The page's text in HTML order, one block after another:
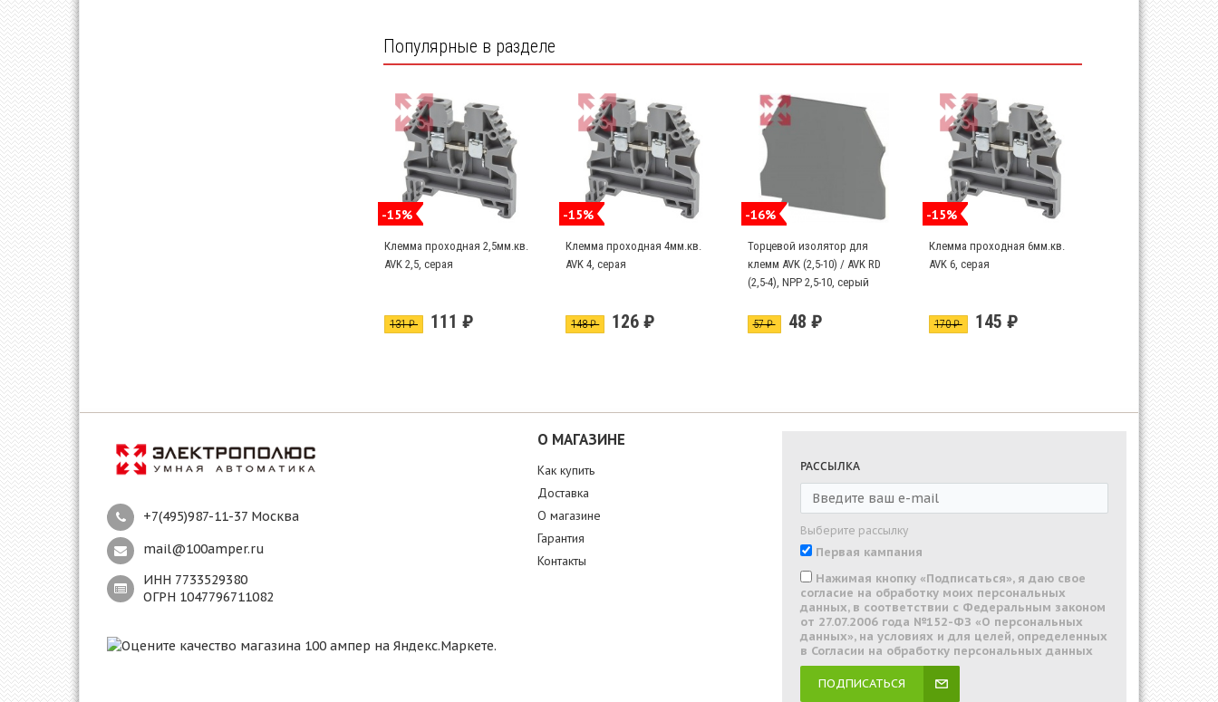
Популярные в разделе
-15%
Клемма проходная 2,5мм.кв.
AVK 2,5, серая
131 ₽ 111 ₽
-15%
Клемма проходная 4мм.кв.
AVK 4, серая
148 ₽ 126 ₽
-16%
Торцевой изолятор для
клемм AVK (2,5-10) / AVK RD
(2,5-4), NPP 2,5-10, серый
57 ₽ 48 ₽
-15%
Клемма проходная 6мм.кв.
AVK 6, серая
170 ₽ 145 ₽
+7(495)987-11-37 Москва
mail@100amper.ru
ИНН 7733529380
ОГРН 1047796711082
О МАГАЗИНЕ
Как купить
Доставка
О магазине
Гарантия
Контакты
РАССЫЛКА
Выберите рассылку
Первая кампания
Нажимая кнопку «Подписаться», я даю свое
согласие на обработку моих персональных
данных, в соответствии с Федеральным законом
от 27.07.2006 года №152-ФЗ «О персональных
данных», на условиях и для целей, определенных
в Согласии на обработку персональных данных
ПОДПИСАТЬСЯ